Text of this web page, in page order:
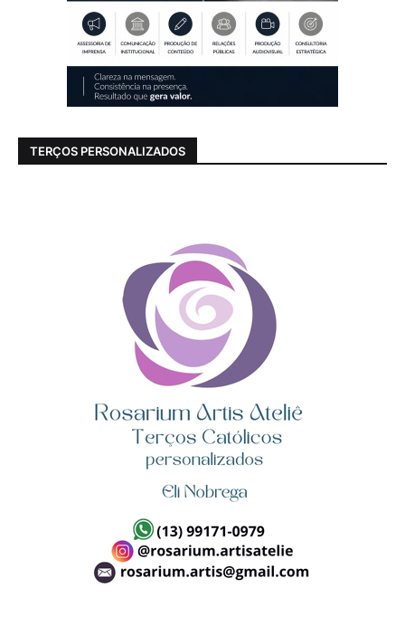
TERÇOS PERSONALIZADOS